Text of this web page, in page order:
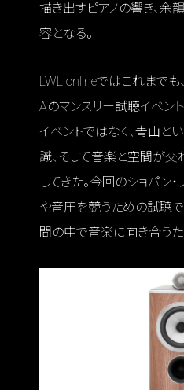
描き出すピアノの響き、余
容となる。
LWL onlineではこれまでも
Aのマンスリー試聴イベン
イベントではなく、青山と
識、そして音楽と空間が交
してきた。今回のショパン
や音圧を競うための試聴で
間の中で音楽に向き合うた